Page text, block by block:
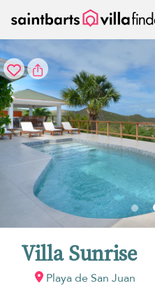
Villa Sunrise
Playa de San Juan
Panel de gestión de cookies